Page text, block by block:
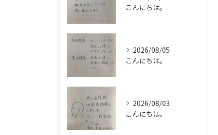
こんにちは。
2026/08/05
こんにちは。
2026/08/03
こんにちは。